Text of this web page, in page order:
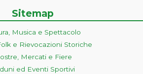
Sitemap
Musica e Spettacolo
e Rievocazioni Storiche
Mercati e Fiere
ed Eventi Sportivi